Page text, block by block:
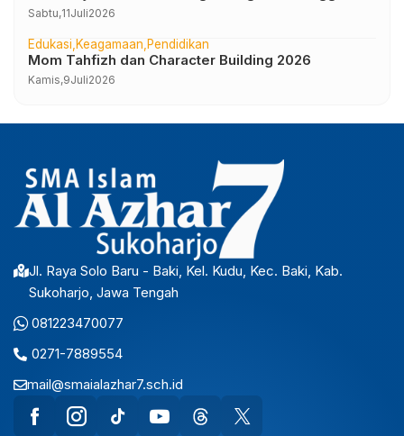
Negeri dan Luar Negeri
Sabtu,11Juli2026
Edukasi Keagamaan Pendidikan
Mom Tahfizh dan Character Building 2026
Kamis,9Juli2026
Jl. Raya Solo Baru - Baki, Kel. Kudu, Kec. Baki, Kab.
Sukoharjo, Jawa Tengah
081223470077
0271-7889554
mail@smaialazhar7.sch.id